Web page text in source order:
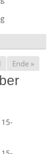
Ende »